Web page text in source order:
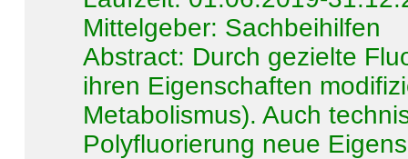
Mittelgeber: Sachbeihilfen
Abstract: Durch gezielte
ihren Eigenschaften
Metabolismus). Auch
Polyfluorierung neue